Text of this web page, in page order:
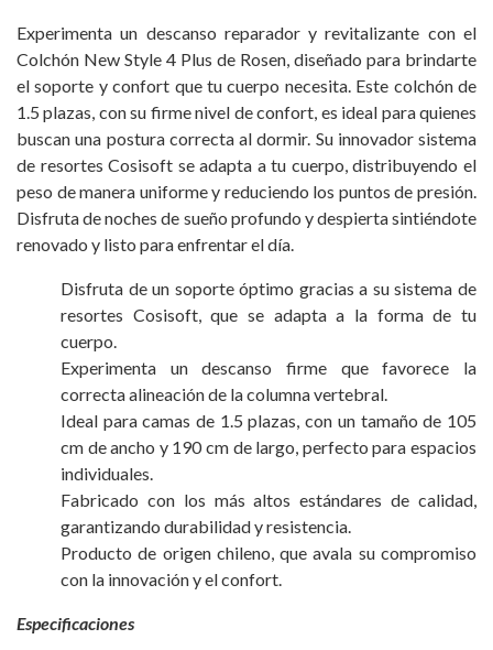
Experimenta un descanso reparador y revitalizante con el
Colchón New Style 4 Plus de Rosen, diseñado para brindarte
el soporte y confort que tu cuerpo necesita. Este colchón de
1.5 plazas, con su firme nivel de confort, es ideal para quienes
buscan una postura correcta al dormir. Su innovador sistema
de resortes Cosisoft se adapta a tu cuerpo, distribuyendo el
peso de manera uniforme y reduciendo los puntos de presión.
Disfruta de noches de sueño profundo y despierta sintiéndote
renovado y listo para enfrentar el día.
Disfruta de un soporte óptimo gracias a su sistema de
resortes Cosisoft, que se adapta a la forma de tu
cuerpo.
Experimenta un descanso firme que favorece la
correcta alineación de la columna vertebral.
Ideal para camas de 1.5 plazas, con un tamaño de 105
cm de ancho y 190 cm de largo, perfecto para espacios
individuales.
Fabricado con los más altos estándares de calidad,
garantizando durabilidad y resistencia.
Producto de origen chileno, que avala su compromiso
con la innovación y el confort.
Especificaciones